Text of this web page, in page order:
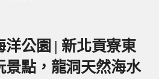
洋公園 | 新北貢寮東
景點，龍洞天然海水